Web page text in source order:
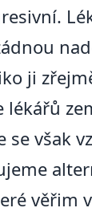
ji
lékářů
se však
věřim